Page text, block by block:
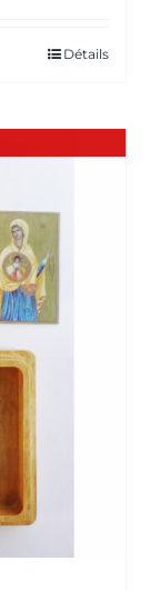
Détails